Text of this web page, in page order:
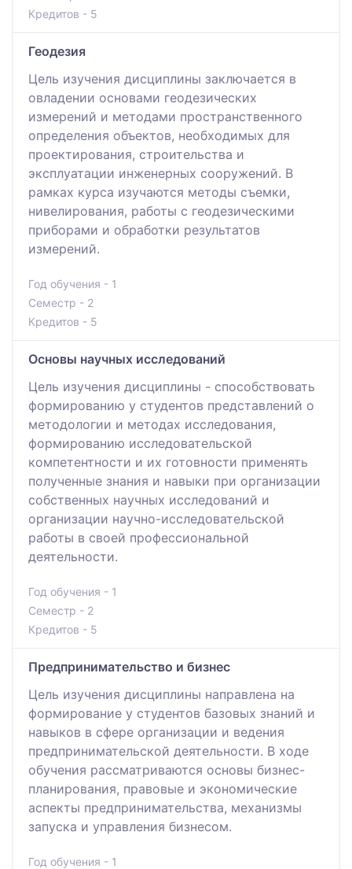
Кредитов - 5
Геодезия
Цель изучения дисциплины заключается в
овладении основами геодезических
измерений и методами пространственного
определения объектов, необходимых для
проектирования, строительства и
эксплуатации инженерных сооружений. В
рамках курса изучаются методы съемки,
нивелирования, работы с геодезическими
приборами и обработки результатов
измерений.
Год обучения - 1
Семестр - 2
Кредитов - 5
Основы научных исследований
Цель изучения дисциплины - способствовать
формированию у студентов представлений о
методологии и методах исследования,
формированию исследовательской
компетентности и их готовности применять
полученные знания и навыки при организации
собственных научных исследований и
организации научно-исследовательской
работы в своей профессиональной
деятельности.
Год обучения - 1
Семестр - 2
Кредитов - 5
Предпринимательство и бизнес
Цель изучения дисциплины направлена на
формирование у студентов базовых знаний и
навыков в сфере организации и ведения
предпринимательской деятельности. В ходе
обучения рассматриваются основы бизнес-
планирования, правовые и экономические
аспекты предпринимательства, механизмы
запуска и управления бизнесом.
Год обучения - 1